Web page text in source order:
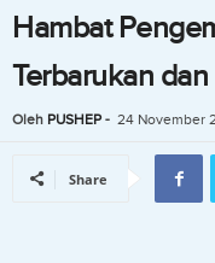
Hambat
Terbarukan
Oleh PUSHEP - 24 November
Share